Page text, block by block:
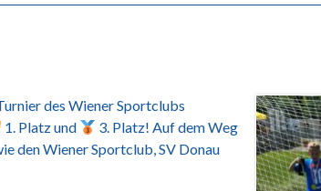
des Wiener Sportclubs
1. Platz und
3. Platz! Auf dem Weg
den Wiener Sportclub, SV Donau